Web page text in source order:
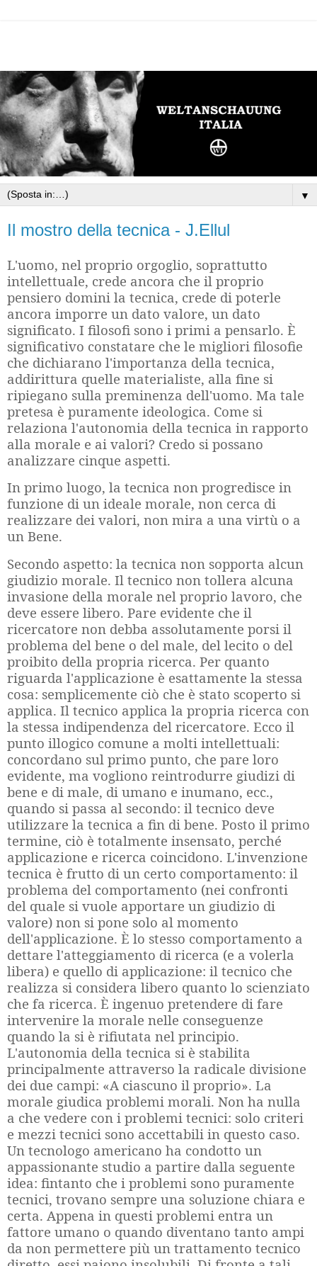
▼
Il mostro della tecnica - J.Ellul
L'uomo, nel proprio orgoglio, soprattutto
intellettuale, crede ancora che il proprio
pensiero domini la tecnica, crede di poterle
ancora imporre un dato valore, un dato
significato. I filosofi sono i primi a pensarlo. È
significativo constatare che le migliori filosofie
che dichiarano l'importanza della tecnica,
addirittura quelle materialiste, alla fine si
ripiegano sulla preminenza dell'uomo. Ma tale
pretesa è puramente ideologica. Come si
relaziona l'autonomia della tecnica in rapporto
alla morale e ai valori? Credo si possano
analizzare cinque aspetti.
In primo luogo, la tecnica non progredisce in
funzione di un ideale morale, non cerca di
realizzare dei valori, non mira a una virtù o a
un Bene.
Secondo aspetto: la tecnica non sopporta alcun
giudizio morale. Il tecnico non tollera alcuna
invasione della morale nel proprio lavoro, che
deve essere libero. Pare evidente che il
ricercatore non debba assolutamente porsi il
problema del bene o del male, del lecito o del
proibito della propria ricerca. Per quanto
riguarda l'applicazione è esattamente la stessa
cosa: semplicemente ciò che è stato scoperto si
applica. Il tecnico applica la propria ricerca con
la stessa indipendenza del ricercatore. Ecco il
punto illogico comune a molti intellettuali:
concordano sul primo punto, che pare loro
evidente, ma vogliono reintrodurre giudizi di
bene e di male, di umano e inumano, ecc.,
quando si passa al secondo: il tecnico deve
utilizzare la tecnica a fin di bene. Posto il primo
termine, ciò è totalmente insensato, perché
applicazione e ricerca coincidono. L'invenzione
tecnica è frutto di un certo comportamento: il
problema del comportamento (nei confronti
del quale si vuole apportare un giudizio di
valore) non si pone solo al momento
dell'applicazione. È lo stesso comportamento a
dettare l'atteggiamento di ricerca (e a volerla
libera) e quello di applicazione: il tecnico che
realizza si considera libero quanto lo scienziato
che fa ricerca. È ingenuo pretendere di fare
intervenire la morale nelle conseguenze
quando la si è rifiutata nel principio.
L'autonomia della tecnica si è stabilita
principalmente attraverso la radicale divisione
dei due campi: «A ciascuno il proprio». La
morale giudica problemi morali. Non ha nulla
a che vedere con i problemi tecnici: solo criteri
e mezzi tecnici sono accettabili in questo caso.
Un tecnologo americano ha condotto un
appassionante studio a partire dalla seguente
idea: fintanto che i problemi sono puramente
tecnici, trovano sempre una soluzione chiara e
certa. Appena in questi problemi entra un
fattore umano o quando diventano tanto ampi
da non permettere più un trattamento tecnico